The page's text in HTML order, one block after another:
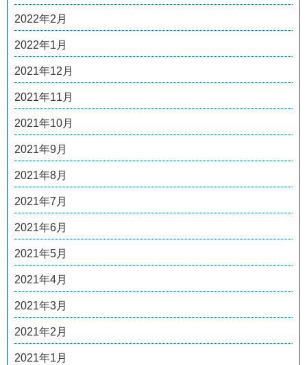
2022年2月
2022年1月
2021年12月
2021年11月
2021年10月
2021年9月
2021年8月
2021年7月
2021年6月
2021年5月
2021年4月
2021年3月
2021年2月
2021年1月